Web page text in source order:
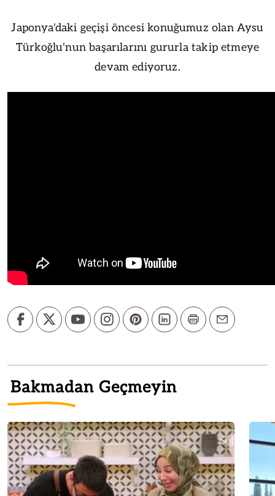
Japonya'daki geçişi öncesi konuğumuz olan Aysu
Türkoğlu'nun başarılarını gururla takip etmeye
devam ediyoruz.
Bakmadan Geçmeyin